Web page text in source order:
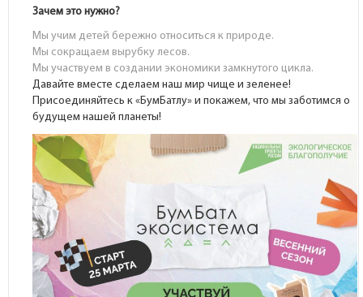
Зачем это нужно?
Мы учим детей бережно относиться к природе.
Мы сокращаем вырубку лесов.
Мы участвуем в создании экономики замкнутого цикла.
Давайте вместе сделаем наш мир чище и зеленее!
Присоединяйтесь к «БумБатлу» и покажем, что мы заботимся о
будущем нашей планеты!